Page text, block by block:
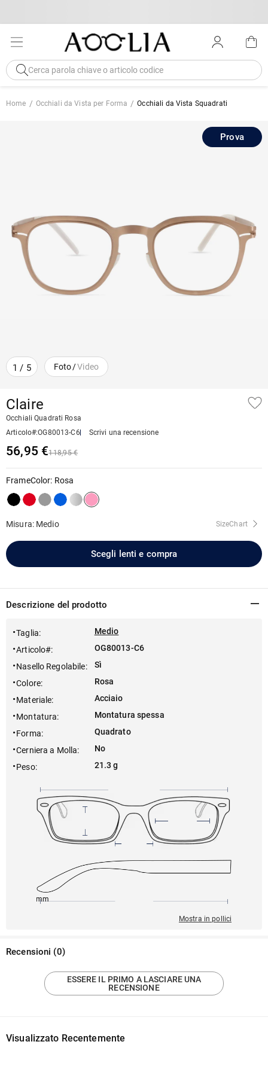
Home Occhiali da Vista per Forma Occhiali da Vista Squadrati
1 / 5 Foto/Video
Prova
Claire
Occhiali Quadrati Rosa
Articolo#:OG80013-C6 Scrivi una recensione
56,95 €118,95 €
FrameColor: Rosa
Misura: Medio SizeChart
Scegli lenti e compra
Descrizione del prodotto
Taglia:
Medio
Articolo#:
OG80013-C6
Nasello Regolabile:
Sì
Colore:
Rosa
Materiale:
Acciaio
Montatura:
Montatura spessa
Forma:
Quadrato
Cerniera a Molla:
No
Peso: 21.3 g
145mm
Mostra in pollici
Recensioni (0)
ESSERE IL PRIMO A LASCIARE UNA
RECENSIONE
Visualizzato Recentemente